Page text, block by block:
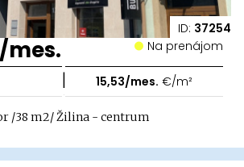
ID: 37254
mes. Na prenájom
| 15,53/mes. €/m²
/38 m2/ Žilina - centrum